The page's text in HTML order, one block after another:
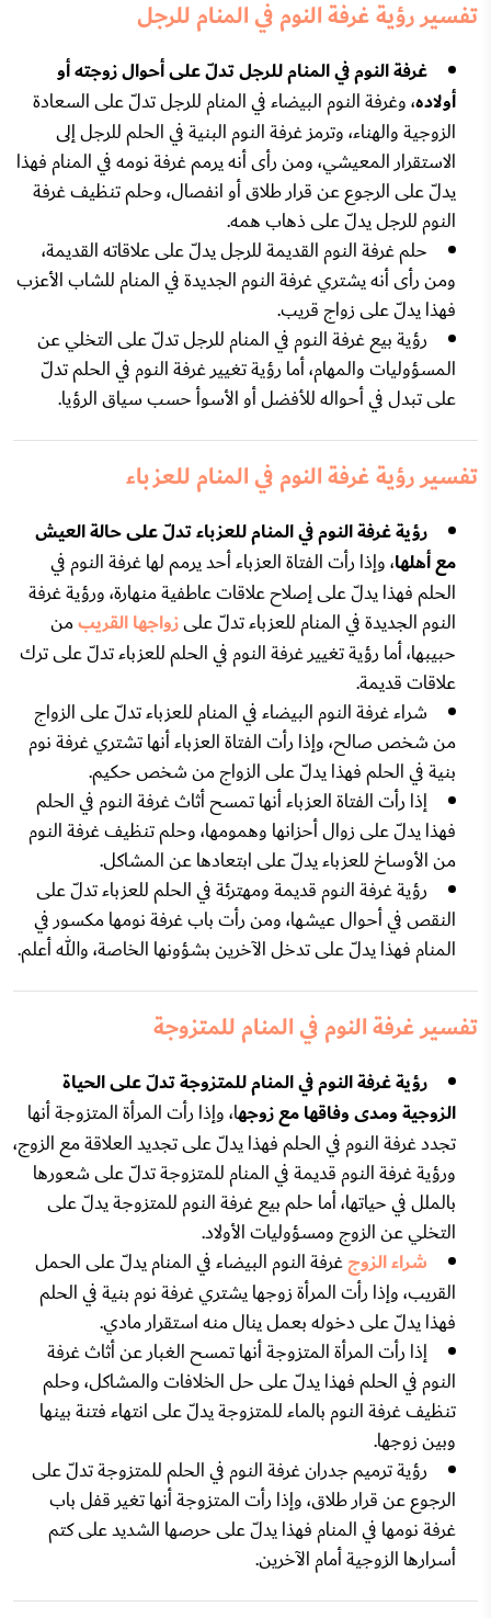
تفسير رؤية غرفة النوم في المنام للرجل
غرفة النوم في المنام للرجل تدلّ على أحوال زوجته أو
أولاده، وغرفة النوم البيضاء في المنام للرجل تدلّ على السعادة
الزوجية والهناء، وترمز غرفة النوم البنية في الحلم للرجل إلى
الاستقرار المعيشي، ومن رأى أنه يرمم غرفة نومه في المنام فهذا
يدلّ على الرجوع عن قرار طلاق أو انفصال، وحلم تنظيف غرفة
النوم للرجل يدلّ على ذهاب همه.
حلم غرفة النوم القديمة للرجل يدلّ على علاقاته القديمة،
ومن رأى أنه يشتري غرفة النوم الجديدة في المنام للشاب الأعزب
فهذا يدلّ على زواج قريب.
رؤية بيع غرفة النوم في المنام للرجل تدلّ على التخلي عن
المسؤوليات والمهام، أما رؤية تغيير غرفة النوم في الحلم تدلّ
على تبدل في أحواله للأفضل أو الأسوأ حسب سياق الرؤيا.
تفسير رؤية غرفة النوم في المنام للعزباء
رؤية غرفة النوم في المنام للعزباء تدلّ على حالة العيش
مع أهلها، وإذا رأت الفتاة العزباء أحد يرمم لها غرفة النوم في
الحلم فهذا يدلّ على إصلاح علاقات عاطفية منهارة، ورؤية غرفة
النوم الجديدة في المنام للعزباء تدلّ علىزواجها القريبمن
حبيبها، أما رؤية تغيير غرفة النوم في الحلم للعزباء تدلّ على ترك
علاقات قديمة.
شراء غرفة النوم البيضاء في المنام للعزباء تدلّ على الزواج
من شخص صالح، وإذا رأت الفتاة العزباء أنها تشتري غرفة نوم
بنية في الحلم فهذا يدلّ على الزواج من شخص حكيم.
إذا رأت الفتاة العزباء أنها تمسح أثاث غرفة النوم في الحلم
فهذا يدلّ على زوال أحزانها وهمومها، وحلم تنظيف غرفة النوم
من الأوساخ للعزباء يدلّ على ابتعادها عن المشاكل.
رؤية غرفة النوم قديمة ومهترئة في الحلم للعزباء تدلّ على
النقص في أحوال عيشها، ومن رأت باب غرفة نومها مكسور في
المنام فهذا يدلّ على تدخل الآخرين بشؤونها الخاصة، والله أعلم.
تفسير غرفة النوم في المنام للمتزوجة
رؤية غرفة النوم في المنام للمتزوجة تدلّ على الحياة
الزوجية ومدى وفاقها مع زوجها، وإذا رأت المرأة المتزوجة أنها
تجدد غرفة النوم في الحلم فهذا يدلّ على تجديد العلاقة مع الزوج،
ورؤية غرفة النوم قديمة في المنام للمتزوجة تدلّ على شعورها
بالملل في حياتها، أما حلم بيع غرفة النوم للمتزوجة يدلّ على
التخلي عن الزوج ومسؤوليات الأولاد.
شراء الزوجغرفة النوم البيضاء في المنام يدلّ على الحمل
القريب، وإذا رأت المرأة زوجها يشتري غرفة نوم بنية في الحلم
فهذا يدلّ على دخوله بعمل ينال منه استقرار مادي.
إذا رأت المرأة المتزوجة أنها تمسح الغبار عن أثاث غرفة
النوم في الحلم فهذا يدلّ على حل الخلافات والمشاكل، وحلم
تنظيف غرفة النوم بالماء للمتزوجة يدلّ على انتهاء فتنة بينها
وبين زوجها.
رؤية ترميم جدران غرفة النوم في الحلم للمتزوجة تدلّ على
الرجوع عن قرار طلاق، وإذا رأت المتزوجة أنها تغير قفل باب
غرفة نومها في المنام فهذا يدلّ على حرصها الشديد على كتم
أسرارها الزوجية أمام الآخرين.